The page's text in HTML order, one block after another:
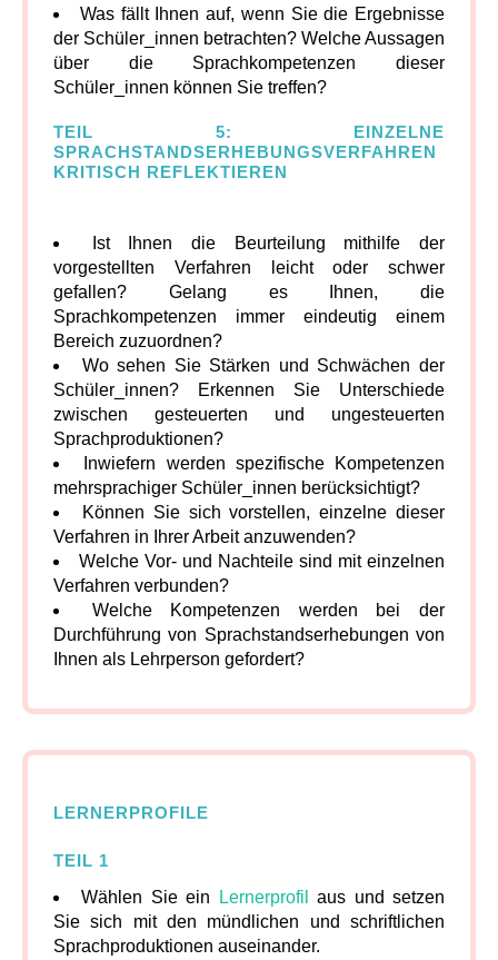
Was fällt Ihnen auf, wenn Sie die Ergebnisse
der Schüler_innen betrachten? Welche Aussagen
über die Sprachkompetenzen dieser
Schüler_innen können Sie treffen?
TEIL 5: EINZELNE
SPRACHSTANDSERHEBUNGSVERFAHREN
KRITISCH REFLEKTIEREN
Ist Ihnen die Beurteilung mithilfe der
vorgestellten Verfahren leicht oder schwer
gefallen? Gelang es Ihnen, die
Sprachkompetenzen immer eindeutig einem
Bereich zuzuordnen?
Wo sehen Sie Stärken und Schwächen der
Schüler_innen? Erkennen Sie Unterschiede
zwischen gesteuerten und ungesteuerten
Sprachproduktionen?
Inwiefern werden spezifische Kompetenzen
mehrsprachiger Schüler_innen berücksichtigt?
Können Sie sich vorstellen, einzelne dieser
Verfahren in Ihrer Arbeit anzuwenden?
Welche Vor- und Nachteile sind mit einzelnen
Verfahren verbunden?
Welche Kompetenzen werden bei der
Durchführung von Sprachstandserhebungen von
Ihnen als Lehrperson gefordert?
LERNERPROFILE
TEIL 1
Wählen Sie ein Lernerprofil
aus und setzen
Sie sich mit den mündlichen und schriftlichen
Sprachproduktionen auseinander.